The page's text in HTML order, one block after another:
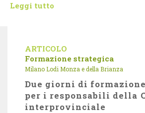
Leggi tutto
ARTICOLO
Formazione strategica
Milano Lodi Monza e della Brianza
Due giorni di
per i responsabili della
interprovinciale